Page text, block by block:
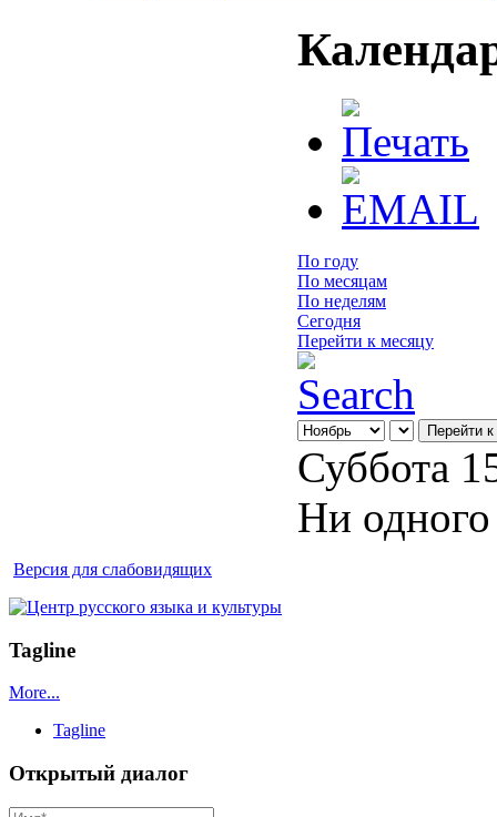
По году
По месяцам
По неделям
Сегодня
Перейти к месяцу
Перейти
Суббота
Ни
Версия для слабовидящих
Tagline
More...
Tagline
Открытый диалог